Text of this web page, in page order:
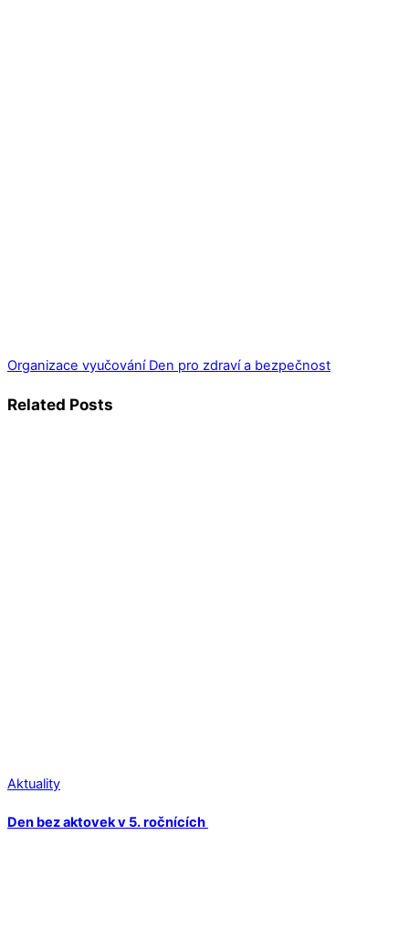
Organizace vyučováníDen pro zdraví a bezpečnost
Related Posts
Aktuality
Den bez aktovek v 5. ročnících